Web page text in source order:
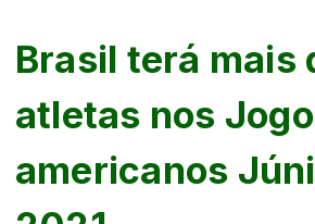
Brasil terá mais
atletas nos
americanos